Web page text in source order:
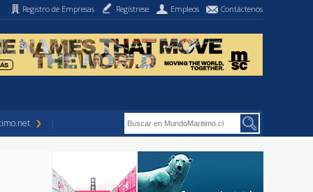
Registro de Empresas Regístrese Empleos Contáctenos